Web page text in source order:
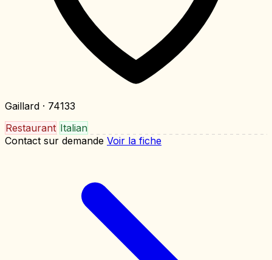
Gaillard · 74133
Restaurant Italian
Contact sur demande Voir la fiche